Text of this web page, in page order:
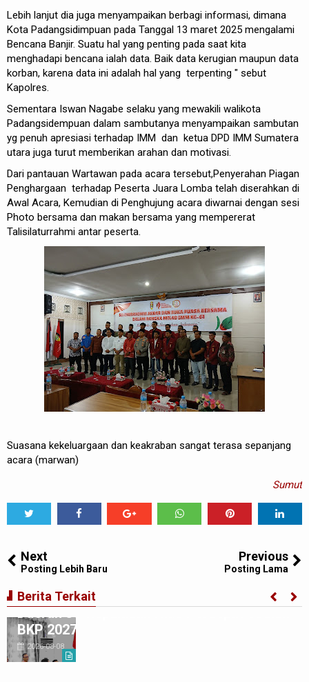
Lebih lanjut dia juga menyampaikan berbagi informasi, dimana
Kota Padangsidimpuan pada Tanggal 13 maret 2025 mengalami
Bencana Banjir. Suatu hal yang penting pada saat kita
menghadapi bencana ialah data. Baik data kerugian maupun data
korban, karena data ini adalah hal yang terpenting " sebut
Kapolres.
Sementara Iswan Nagabe selaku yang mewakili walikota
Padangsidempuan dalam sambutanya menyampaikan sambutan
yg penuh apresiasi terhadap IMM dan ketua DPD IMM Sumatera
utara juga turut memberikan arahan dan motivasi.
Dari pantauan Wartawan pada acara tersebut,Penyerahan Piagan
Penghargaan terhadap Peserta Juara Lomba telah diserahkan di
Awal Acara, Kemudian di Penghujung acara diwarnai dengan sesi
Photo bersama dan makan bersama yang mempererat
Talisilaturrahmi antar peserta.
Suasana kekeluargaan dan keakraban sangat terasa sepanjang
acara (marwan)
Sumut
Next
Posting Lebih Baru
Previous
Posting Lama
Berita Terkait
Gubernur Bobby Nasution Minta Kepala
Daerah se-Kepulauan Nias Percepat Usulan
BKP 2027
2026-08-08